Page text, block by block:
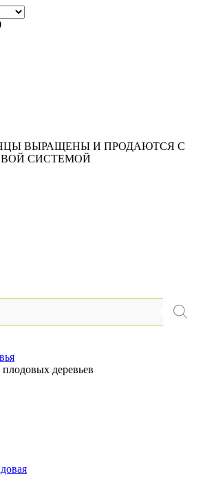
ВЫРАЩЕНЫ И ПРОДАЮТСЯ С
СИСТЕМОЙ
деревьев